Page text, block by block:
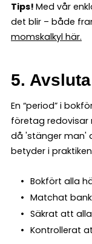
Tips! Med vår
det blir – både
momskalkyl här.
5.
En “period” i
företag redovisar
då 'stänger man'
betyder i
Bokfört alla
Matchat
Säkrat att
Kontrollerat